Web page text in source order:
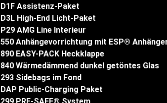
D1F Assistenz-Paket
D3L High-End Licht-Paket
P29 AMG Line Interieur
550 Anhängevorrichtung mit ESP®
890 EASY-PACK Heckklappe
840 Wärmedämmend dunkel getöntes Glas
293 Sidebags im Fond
DAP Public-Charging Paket